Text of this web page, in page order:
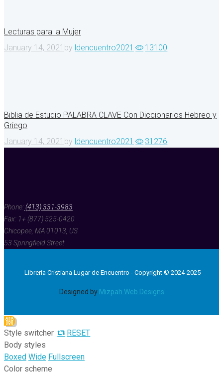
Lecturas para la Mujer
January 14, 2021 by ldencuentro2021 13100
Biblia de Estudio PALABRA CLAVE Con Diccionarios Hebreo y
Griego
January 14, 2021 by ldencuentro2021 31276
Phone:(413) 331-3983
Fax: 1+ (877) 525-0420
Chicopee, MA 01013, US
53 Springfield Street
Librería Cristiana Lugar de Encuentro - Copyright © 2024-2025
Designed by Mizpah Web Designs
Style switcher
RESET
Body styles
Boxed Wide Fullscreen
Color scheme